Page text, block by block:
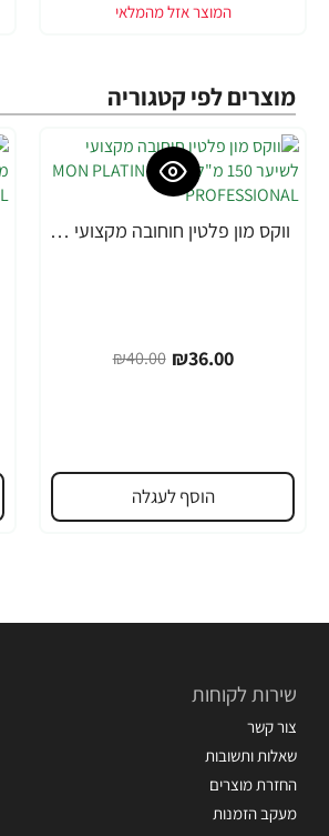
מוצרים לפי קטגוריה
-10% ווקס מון פלטין חוחובה מקצועי לשיער 150 מ"ל - מבית MON PLATIN PROFESSIONAL
₪36.00
₪40.00
הוסף לעגלה
שירות לקוחות
צור קשר
שאלות ותשובות
החזרת מוצרים
מעקב הזמנות